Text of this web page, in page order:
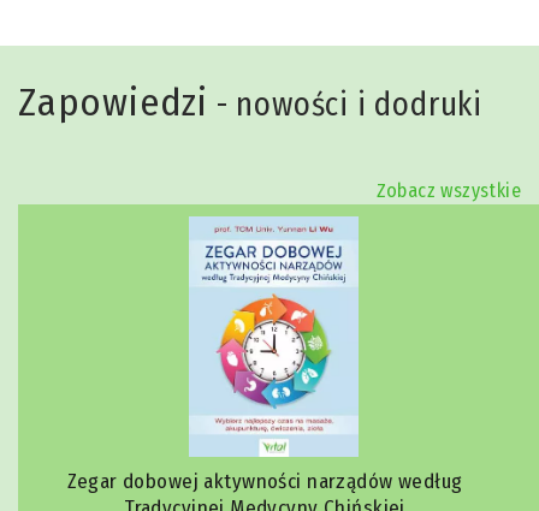
Zapowiedzi - nowości i dodruki
Zobacz wszystkie
Zegar dobowej aktywności narządów według